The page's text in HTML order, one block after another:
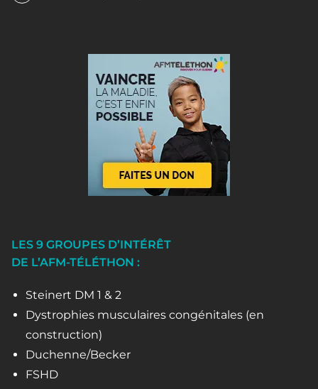
LES 9 GROUPES D’INTÉRÊT
DE L’AFM-TÉLÉTHON :
Steinert DM 1 & 2
Dystrophies musculaires congénitales (en
construction)
Duchenne/Becker
FSHD